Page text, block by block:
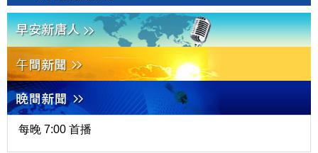
每晚 7:00 首播